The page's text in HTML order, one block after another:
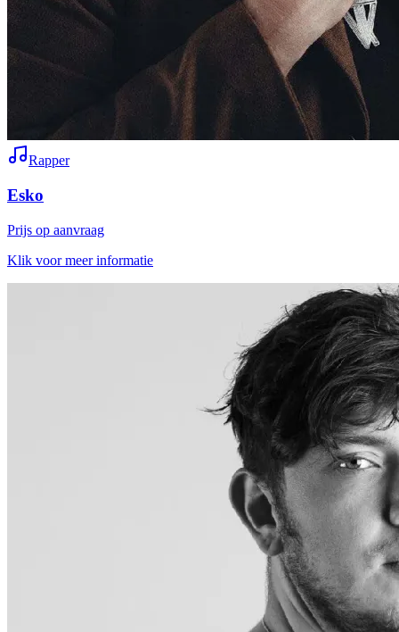
Rapper
Esko
Prijs op aanvraag
Klik voor meer informatie